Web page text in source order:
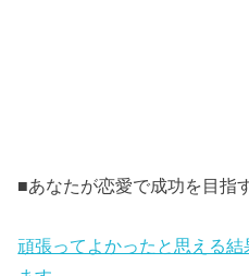
■あなたが恋愛で成功を目指
頑張ってよかったと思える